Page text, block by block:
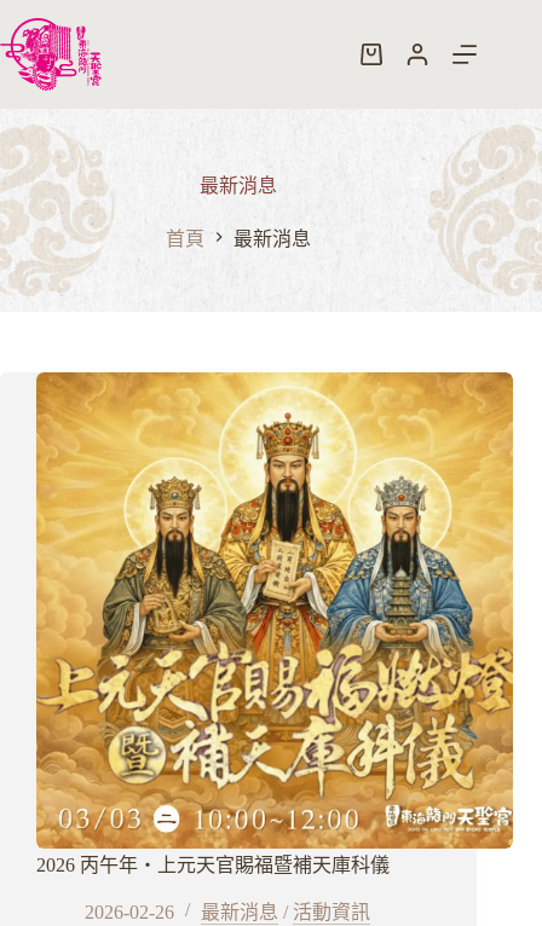
至
主
內
購
最新消息
首頁 最新消息
2026 丙午年・上元天官賜福暨補天庫科儀
2026-02-26 最新消息 / 活動資訊